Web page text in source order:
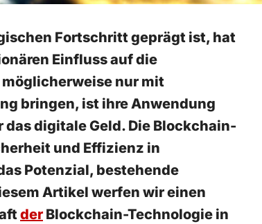
Fortschritt geprägt ist, hat
Einfluss auf die
nur⁢ mit
bringen, ist ‍ihre ​Anwendung
digitale Geld. Die Blockchain-
‌und Effizienz in
Potenzial, bestehende
Artikel werfen wir‌ einen
der ⁤ Blockchain-Technologie in